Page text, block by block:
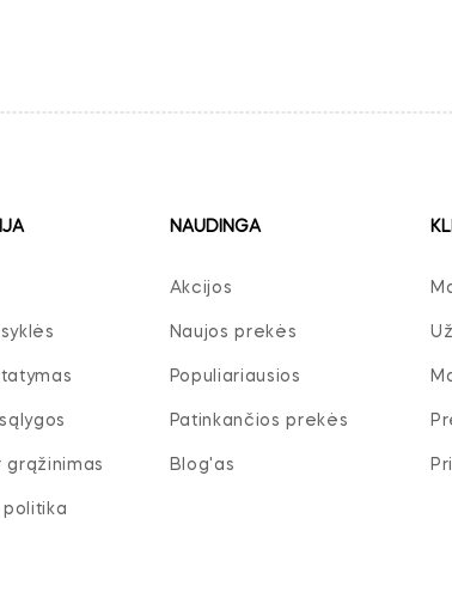
grąžinimas
politika
NAUDINGA
Akcijos
Naujos prekės
Populiariausios
Patinkančios prekės
Blog'as